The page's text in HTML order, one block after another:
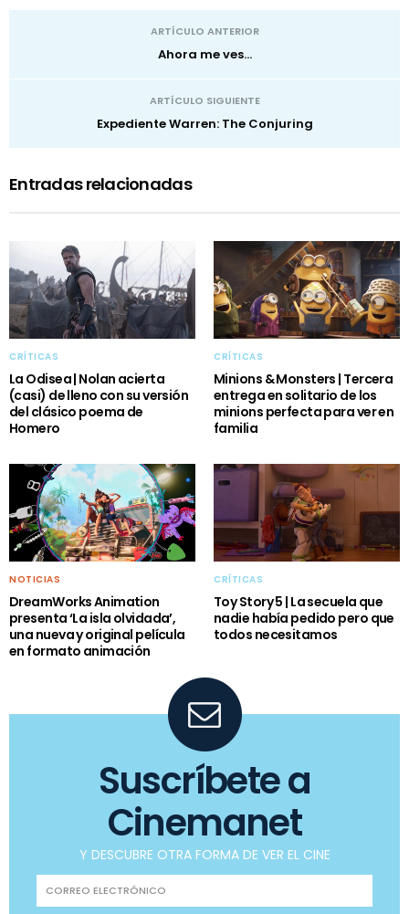
ARTÍCULO ANTERIOR
Ahora me ves...
ARTÍCULO SIGUIENTE
Expediente Warren: The Conjuring
Entradas relacionadas
CRÍTICAS
La Odisea | Nolan acierta
(casi) de lleno con su versión
del clásico poema de
Homero
CRÍTICAS
Minions & Monsters | Tercera
entrega en solitario de los
minions perfecta para ver en
familia
NOTICIAS
DreamWorks Animation
presenta ‘La isla olvidada’,
una nueva y original película
en formato animación
CRÍTICAS
Toy Story 5 | La secuela que
nadie había pedido pero que
todos necesitamos
Suscríbete a
Cinemanet
Y DESCUBRE OTRA FORMA DE VER EL CINE